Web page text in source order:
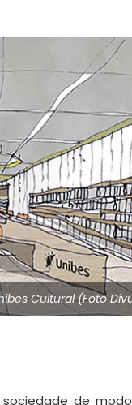
Cultural (Foto
de